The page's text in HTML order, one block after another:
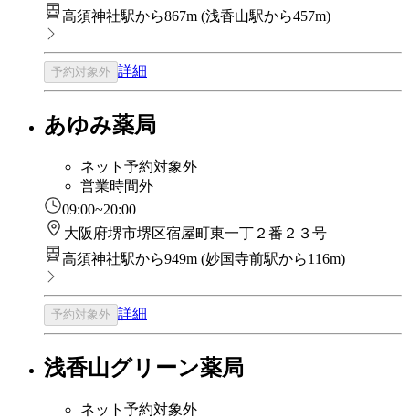
高須神社駅から867m (浅香山駅から457m)
予約対象外 詳細
あゆみ薬局
ネット予約対象外
営業時間外
09:00~20:00
大阪府堺市堺区宿屋町東一丁２番２３号
高須神社駅から949m (妙国寺前駅から116m)
予約対象外 詳細
浅香山グリーン薬局
ネット予約対象外